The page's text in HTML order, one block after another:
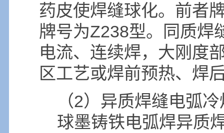
药皮使焊缝球化。前者
牌号为Z238型。同质焊
电流、连续焊，大刚度
区工艺或焊前预热、焊
（2）异质焊缝电弧冷
球墨铸铁电弧焊异质